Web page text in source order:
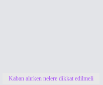
Kaban alırken nelere dikkat edilmeli